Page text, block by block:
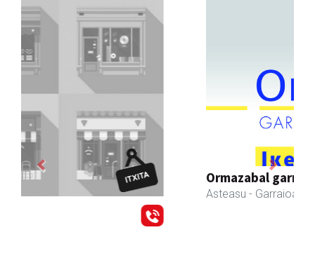
Ormazabal garraioak
Asteasu - Garraioak
Next